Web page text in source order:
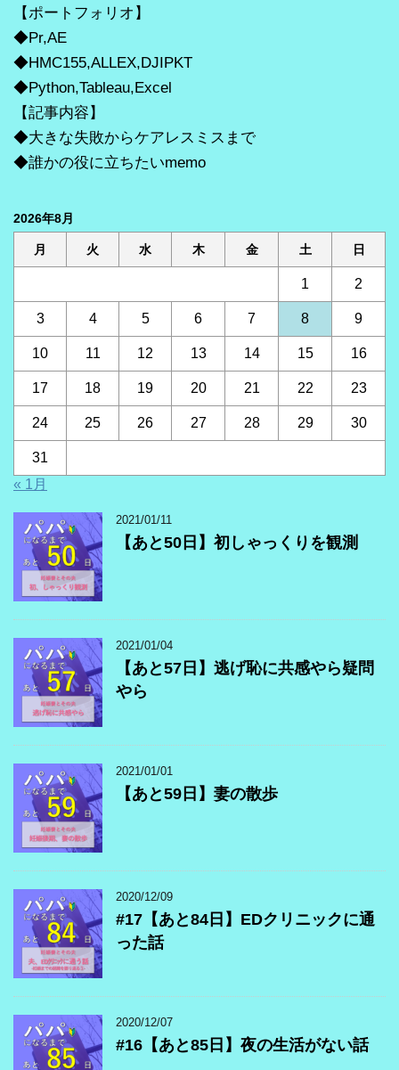
【ポートフォリオ】
◆Pr,AE
◆HMC155,ALLEX,DJIPKT
◆Python,Tableau,Excel
【記事内容】
◆大きな失敗からケアレスミスまで
◆誰かの役に立ちたいmemo
2026年8月
月 火 水 木 金 土 日
1 2
3 4 5 6 7 8 9
10 11 12 13 14 15 16
17 18 19 20 21 22 23
24 25 26 27 28 29 30
31
« 1月
2021/01/11
【あと50日】初しゃっくりを観測
2021/01/04
【あと57日】逃げ恥に共感やら疑問
やら
2021/01/01
【あと59日】妻の散歩
2020/12/09
#17【あと84日】EDクリニックに通
った話
2020/12/07
#16【あと85日】夜の生活がない話